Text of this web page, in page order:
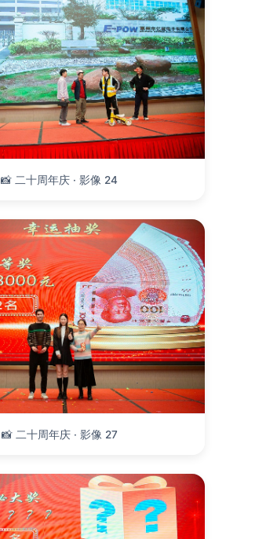
📸 二十周年庆 · 影像 24
📸 二十周年庆 · 影像 27